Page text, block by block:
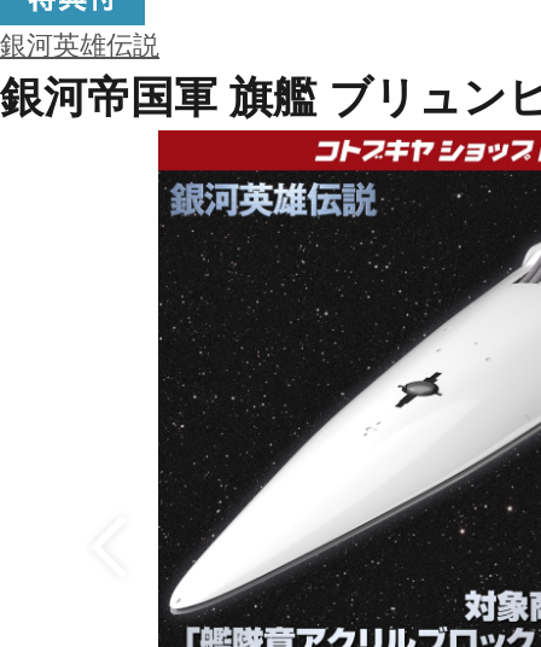
銀河英雄伝説
銀河帝国軍 旗艦 ブリュン